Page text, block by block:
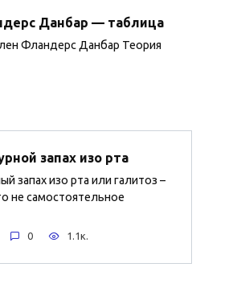
Данбар — таблица
Фландерс Данбар Теория
запах изо рта
запах изо рта или галитоз –
не самостоятельное
0 1.1к.